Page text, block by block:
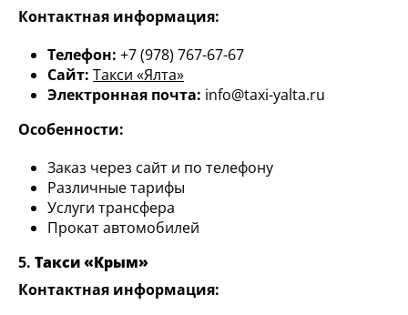
Контактная информация:
Телефон: +7 (978) 767-67-67
Сайт: Такси «Ялта»
Электронная почта: info@taxi-yalta.ru
Особенности:
Заказ через сайт и по телефону
Различные тарифы
Услуги трансфера
Прокат автомобилей
5. Такси «Крым»
Контактная информация: